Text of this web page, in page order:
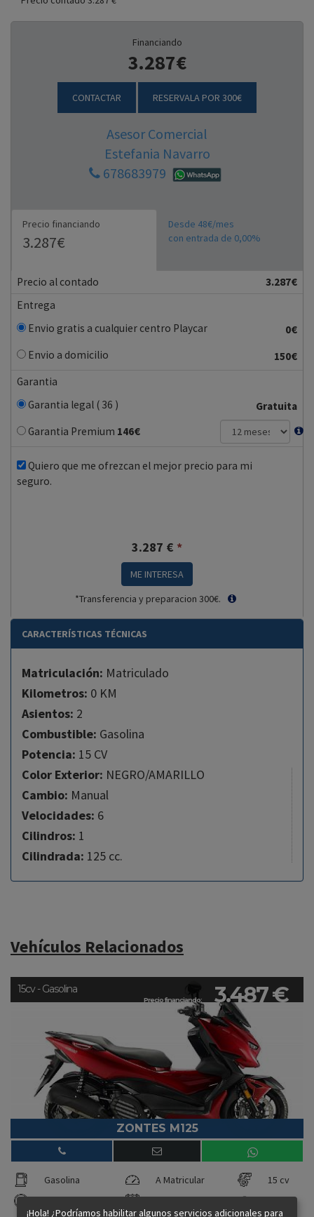
Financiando
3.287€
CONTACTAR RESERVALA POR 300€
Asesor Comercial
Estefania Navarro
678683979
Precio financiando
3.287€
Desde 48€/mes
con entrada de 0,00%
Precio al contado
3.287€
Entrega
Envio gratis a cualquier centro Playcar
0€
Envio a domicilio
150€
Garantia
Garantia legal ( 36 )
Gratuita
Garantia Premium 146€
Quiero que me ofrezcan el mejor precio para mi
seguro.
3.287 € *
ME INTERESA
*Transferencia y preparacion 300€.
CARACTERÍSTICAS TÉCNICAS
Matriculación: Matriculado
Kilometros: 0 KM
Asientos: 2
Combustible: Gasolina
Potencia: 15 CV
Color Exterior: NEGRO/AMARILLO
Cambio: Manual
Velocidades: 6
Cilindros: 1
Cilindrada: 125 cc.
Vehículos Relacionados
Precio financiando: 3.487 €
15cv - Gasolina
ZONTES M125
Gasolina A Matricular
15 cv
¡Hola! ¿Podríamos habilitar algunos servicios adicionales para